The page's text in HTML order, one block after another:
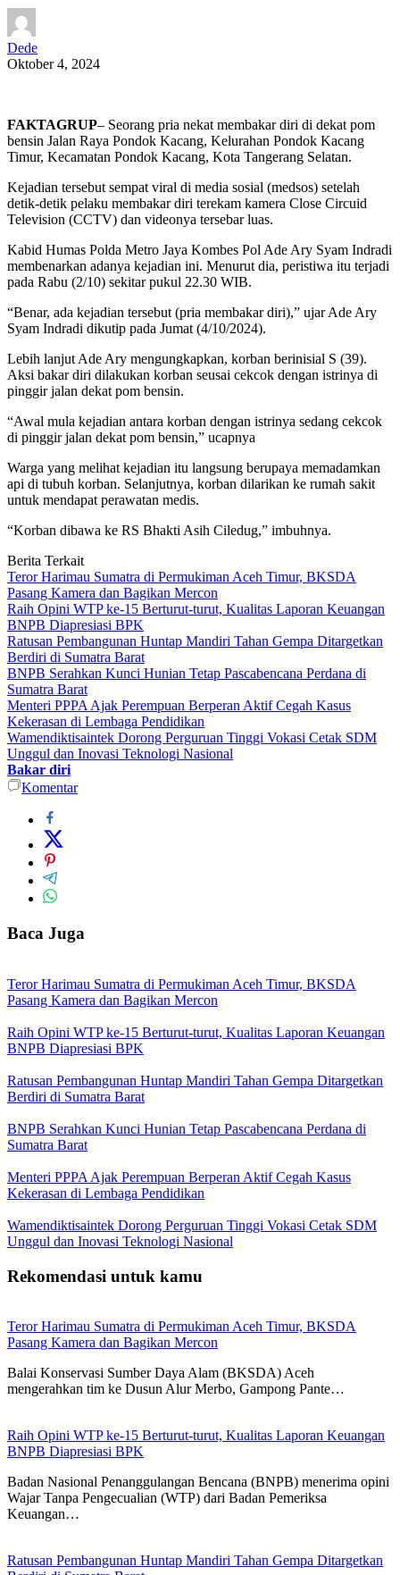
Dede
Oktober 4, 2024
FAKTAGRUP– Seorang pria nekat membakar diri di dekat pom
bensin Jalan Raya Pondok Kacang, Kelurahan Pondok Kacang
Timur, Kecamatan Pondok Kacang, Kota Tangerang Selatan.
Kejadian tersebut sempat viral di media sosial (medsos) setelah
detik-detik pelaku membakar diri terekam kamera Close Circuid
Television (CCTV) dan videonya tersebar luas.
Kabid Humas Polda Metro Jaya Kombes Pol Ade Ary Syam Indradi
membenarkan adanya kejadian ini. Menurut dia, peristiwa itu terjadi
pada Rabu (2/10) sekitar pukul 22.30 WIB.
“Benar, ada kejadian tersebut (pria membakar diri),” ujar Ade Ary
Syam Indradi dikutip pada Jumat (4/10/2024).
Lebih lanjut Ade Ary mengungkapkan, korban berinisial S (39).
Aksi bakar diri dilakukan korban seusai cekcok dengan istrinya di
pinggir jalan dekat pom bensin.
“Awal mula kejadian antara korban dengan istrinya sedang cekcok
di pinggir jalan dekat pom bensin,” ucapnya
Warga yang melihat kejadian itu langsung berupaya memadamkan
api di tubuh korban. Selanjutnya, korban dilarikan ke rumah sakit
untuk mendapat perawatan medis.
“Korban dibawa ke RS Bhakti Asih Ciledug,” imbuhnya.
Berita Terkait
Teror Harimau Sumatra di Permukiman Aceh Timur, BKSDA
Pasang Kamera dan Bagikan Mercon
Raih Opini WTP ke-15 Berturut-turut, Kualitas Laporan Keuangan
BNPB Diapresiasi BPK
Ratusan Pembangunan Huntap Mandiri Tahan Gempa Ditargetkan
Berdiri di Sumatra Barat
BNPB Serahkan Kunci Hunian Tetap Pascabencana Perdana di
Sumatra Barat
Menteri PPPA Ajak Perempuan Berperan Aktif Cegah Kasus
Kekerasan di Lembaga Pendidikan
Wamendiktisaintek Dorong Perguruan Tinggi Vokasi Cetak SDM
Unggul dan Inovasi Teknologi Nasional
Bakar diri
Komentar
Baca Juga
Teror Harimau Sumatra di Permukiman Aceh Timur, BKSDA
Pasang Kamera dan Bagikan Mercon
Raih Opini WTP ke-15 Berturut-turut, Kualitas Laporan Keuangan
BNPB Diapresiasi BPK
Ratusan Pembangunan Huntap Mandiri Tahan Gempa Ditargetkan
Berdiri di Sumatra Barat
BNPB Serahkan Kunci Hunian Tetap Pascabencana Perdana di
Sumatra Barat
Menteri PPPA Ajak Perempuan Berperan Aktif Cegah Kasus
Kekerasan di Lembaga Pendidikan
Wamendiktisaintek Dorong Perguruan Tinggi Vokasi Cetak SDM
Unggul dan Inovasi Teknologi Nasional
Rekomendasi untuk kamu
Teror Harimau Sumatra di Permukiman Aceh Timur, BKSDA
Pasang Kamera dan Bagikan Mercon
Balai Konservasi Sumber Daya Alam (BKSDA) Aceh
mengerahkan tim ke Dusun Alur Merbo, Gampong Pante…
Raih Opini WTP ke-15 Berturut-turut, Kualitas Laporan Keuangan
BNPB Diapresiasi BPK
Badan Nasional Penanggulangan Bencana (BNPB) menerima opini
Wajar Tanpa Pengecualian (WTP) dari Badan Pemeriksa
Keuangan…
Ratusan Pembangunan Huntap Mandiri Tahan Gempa Ditargetkan